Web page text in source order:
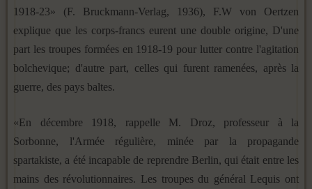
1918-23» (F. Bruckmann-Verlag, 1936), F.W von Oertzen
explique que les corps-francs eurent une double origine, D'une
part les troupes formées en 1918-19 pour lutter contre l'agitation
bolchevique; d'autre part, celles qui furent ramenées, après la
guerre, des pays baltes.
«En décembre 1918, rappelle M. Droz, professeur à la
Sorbonne, l'Armée régulière, minée par la propagande
spartakiste, a été incapable de reprendre Berlin, qui était entre les
mains des révolutionnaires. Les troupes du général Lequis ont